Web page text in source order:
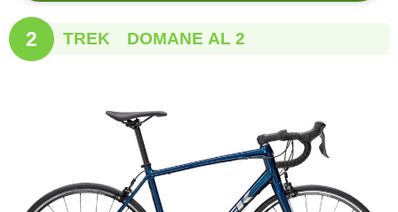
2 TREK DOMANE AL 2